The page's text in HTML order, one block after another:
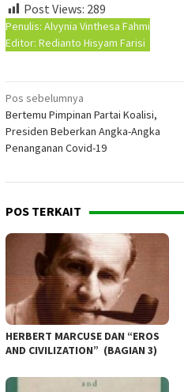
Post Views: 289
Penulis: Alvynia Vinthesa Fahmi
Editor: Redianto Hisyam Farisi
Navigasi
pos
Pos sebelumnya
Bertemu Pimpinan Partai Koalisi,
Presiden Beberkan Angka-Angka
Penanganan Covid-19
POS TERKAIT
HERBERT MARCUSE DAN “EROS
AND CIVILIZATION” (BAGIAN 3)